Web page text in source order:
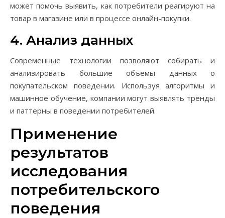
может помочь выявить, как потребители реагируют на
товар в магазине или в процессе онлайн-покупки.
4. Анализ данных
Современные технологии позволяют собирать и
анализировать большие объемы данных о
покупательском поведении. Используя алгоритмы и
машинное обучение, компании могут выявлять тренды
и паттерны в поведении потребителей.
Применение
результатов
исследования
потребительского
поведения